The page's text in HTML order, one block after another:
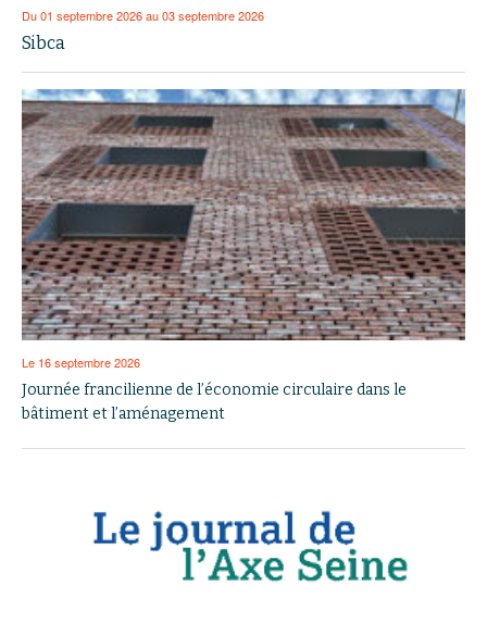
Du 01 septembre 2026 au 03 septembre 2026
Sibca
Le 16 septembre 2026
Journée francilienne de l’économie circulaire dans le
bâtiment et l’aménagement